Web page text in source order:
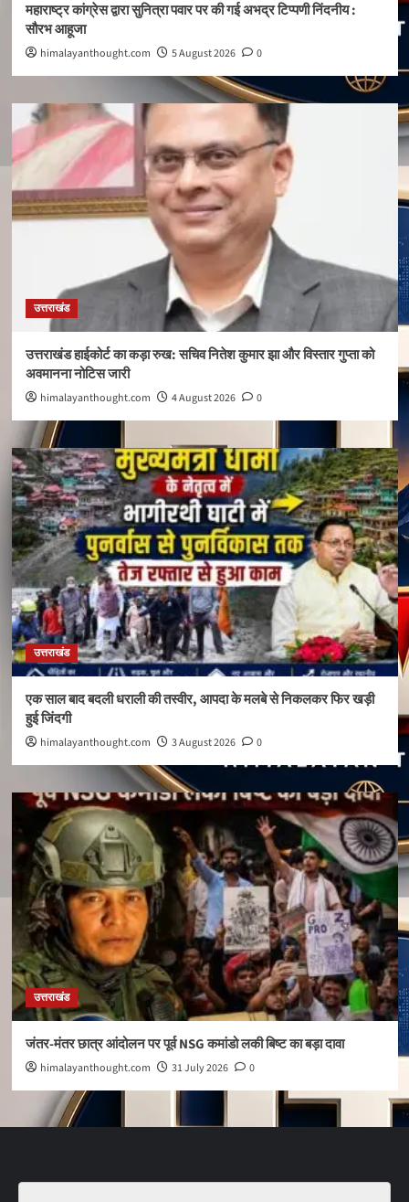
महाराष्ट्र कांग्रेस द्वारा सुनित्रा पवार पर की गई अभद्र टिप्पणी निंदनीय :
सौरभ आहूजा
himalayanthought.com 5 August 2026 0
उत्तराखंड
उत्तराखंड हाईकोर्ट का कड़ा रुख: सचिव नितेश कुमार झा और विस्तार गुप्ता को
अवमानना नोटिस जारी
himalayanthought.com 4 August 2026 0
उत्तराखंड
एक साल बाद बदली धराली की तस्वीर, आपदा के मलबे से निकलकर फिर खड़ी
हुई जिंदगी
himalayanthought.com 3 August 2026 0
उत्तराखंड
जंतर-मंतर छात्र आंदोलन पर पूर्व NSG कमांडो लकी बिष्ट का बड़ा दावा
himalayanthought.com 31 July 2026 0